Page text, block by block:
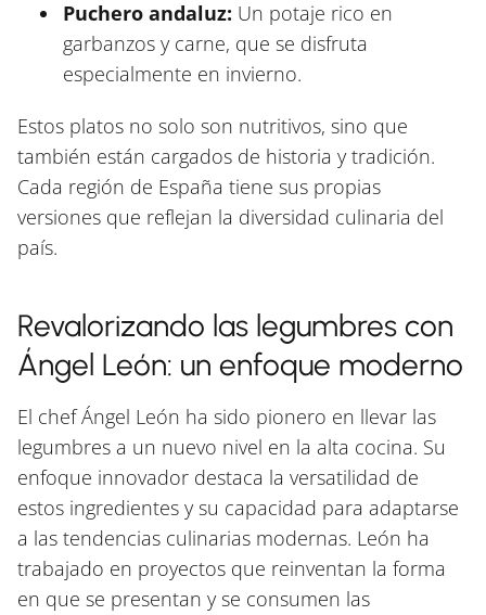
Puchero andaluz: Un potaje rico en
garbanzos y carne, que se disfruta
especialmente en invierno.
Estos platos no solo son nutritivos, sino que
también están cargados de historia y tradición.
Cada región de España tiene sus propias
versiones que reflejan la diversidad culinaria del
país.
Revalorizando las legumbres con
Ángel León: un enfoque moderno
El chef Ángel León ha sido pionero en llevar las
legumbres a un nuevo nivel en la alta cocina. Su
enfoque innovador destaca la versatilidad de
estos ingredientes y su capacidad para adaptarse
a las tendencias culinarias modernas. León ha
trabajado en proyectos que reinventan la forma
en que se presentan y se consumen las